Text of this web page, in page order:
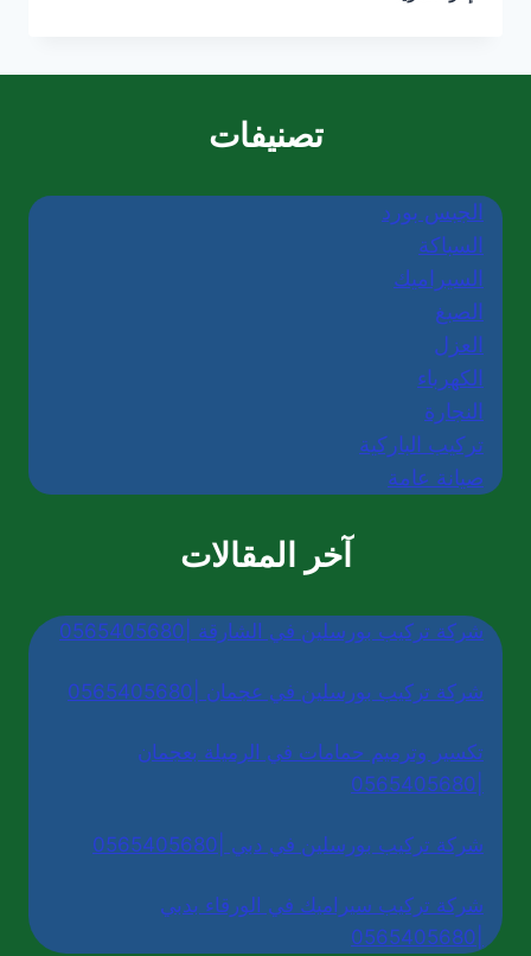
تصنيفات
الجبس بورد
السباكة
السيراميك
الصبغ
العزل
الكهرباء
النجارة
تركيب الباركية
صيانة عامة
آخر المقالات
شركة تركيب بورسلين في الشارقة |0565405680
شركة تركيب بورسلين في عجمان |0565405680
تكسير وترميم حمامات في الرميلة بعجمان
شركة تركيب بورسلين في دبي |0565405680
شركة تركيب سيراميك في الورقاء بدبي